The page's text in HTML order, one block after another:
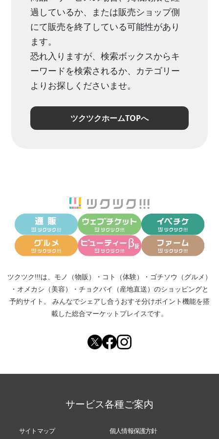
過しているか、または販売ショップ側
にて販売を終了している可能性があり
ます。
恐れ入りますが、検索ボックスからキ
ーワードを検索されるか、カテゴリー
よりお探しくださいませ。
ツクツクホームTOPへ
ツクツク!!!は、 モノ（物販） ・ コト（体験） ・ ゴチソウ（グルメ）
・ オメカシ（美容） ・ チョクバイ（産地直送） のショッピングと
予約サイト。
みんなでシェアし合う おすそ分けポイント機能を搭
載した総合マーケットプレイスです。
サービス各種ご案内
サイトマップ 個人情報保護方針